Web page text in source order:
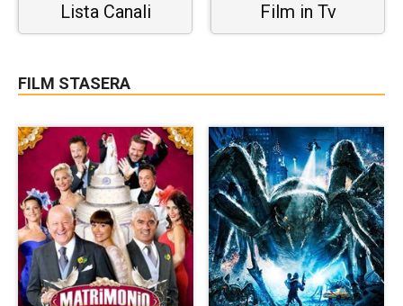
Lista Canali Film in Tv
FILM STASERA